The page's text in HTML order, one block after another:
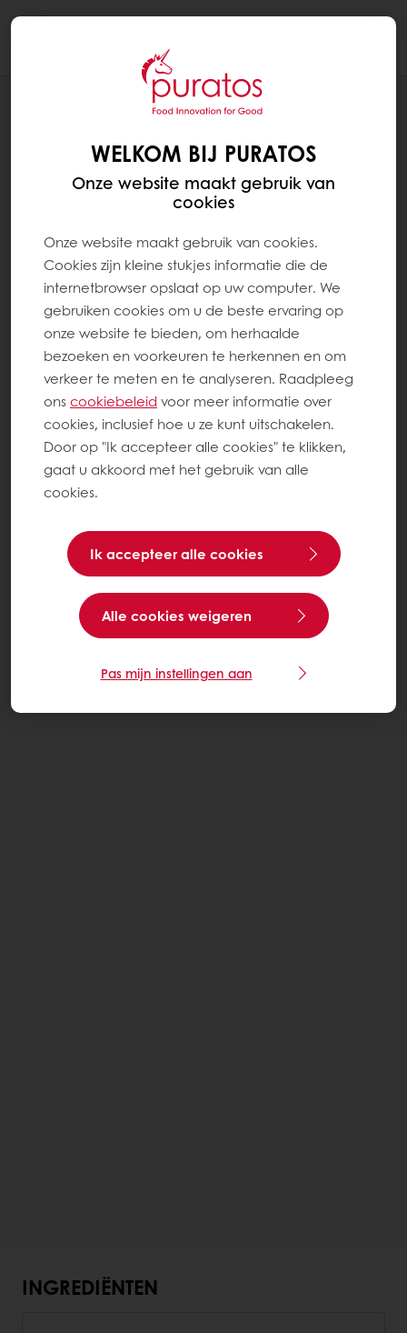
INGREDIËNTEN
WELKOM BIJ PURATOS
Onze website maakt gebruik van
cookies
Onze website maakt gebruik van cookies.
Cookies zijn kleine stukjes informatie die de
internetbrowser opslaat op uw computer. We
gebruiken cookies om u de beste ervaring op
onze website te bieden, om herhaalde
bezoeken en voorkeuren te herkennen en om
verkeer te meten en te analyseren. Raadpleeg
onscookiebeleid voor meer informatie over
cookies, inclusief hoe u ze kunt uitschakelen.
Door op "Ik accepteer alle cookies" te klikken,
gaat u akkoord met het gebruik van alle
cookies.
Ik accepteer alle cookies
Alle cookies weigeren
Pas mijn instellingen aan